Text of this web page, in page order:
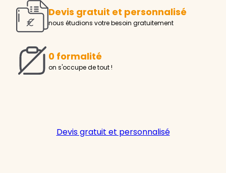
Devis gratuit et personnalisé
nous étudions votre besoin gratuitement
0 formalité
on s'occupe de tout !
Devis gratuit et personnalisé